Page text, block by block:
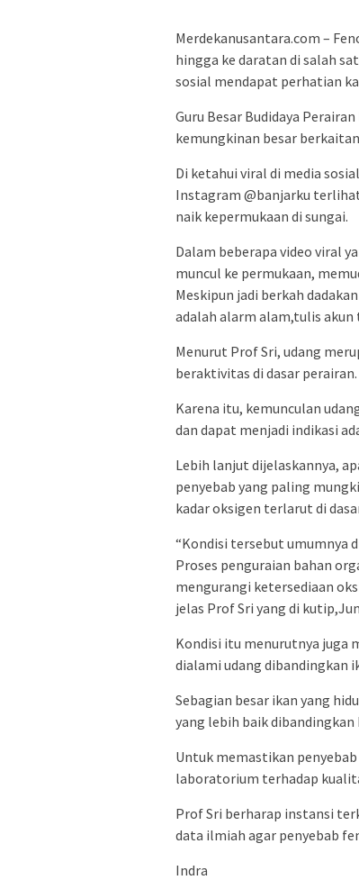
Merdekanusantara.com –
hingga ke daratan di salah
sosial mendapat perhatian
Guru Besar Budidaya
kemungkinan besar
Di ketahui viral di media
Instagram @banjarku
naik kepermukaan di sungai.
Dalam beberapa video viral
muncul ke permukaan,
Meskipun jadi berkah
adalah alarm alam,tulis akun
Menurut Prof Sri, udang
beraktivitas di dasar perairan.
Karena itu, kemunculan
dan dapat menjadi indikasi
Lebih lanjut dijelaskannya,
penyebab yang paling
kadar oksigen terlarut di
“Kondisi tersebut umumnya
Proses penguraian bahan
mengurangi ketersediaan
jelas Prof Sri yang di
Kondisi itu menurutnya juga
dialami udang dibandingkan
Sebagian besar ikan yang
yang lebih baik dibandingkan
Untuk memastikan
laboratorium terhadap
Prof Sri berharap instansi
data ilmiah agar penyebab
Indra